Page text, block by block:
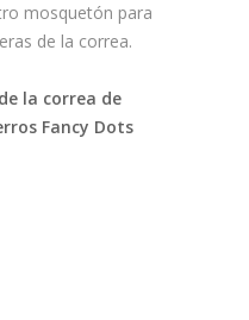
mosquetón para
de la correa.
la correa de
Fancy Dots